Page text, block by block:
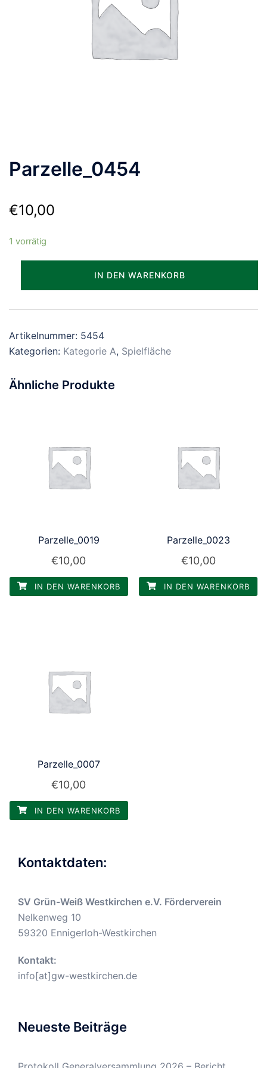
Parzelle_0454
€10,00
1 vorrätig
IN DEN WARENKORB
Artikelnummer: 5454
Kategorien: Kategorie A, Spielfläche
Ähnliche Produkte
Parzelle_0019
€10,00
IN DEN WARENKORB
Parzelle_0023
€10,00
IN DEN WARENKORB
Parzelle_0007
€10,00
IN DEN WARENKORB
Kontaktdaten:
SV Grün-Weiß Westkirchen e.V. Förderverein
Nelkenweg 10
59320 Ennigerloh-Westkirchen
Kontakt:
info[at]gw-westkirchen.de
Neueste Beiträge